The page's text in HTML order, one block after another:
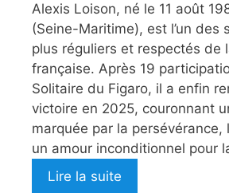
Alexis Loison, né le 11 août
(Seine-Maritime), est l’un des
plus réguliers et respectés de
française. Après 19
Solitaire du Figaro, il a enfin
victoire en 2025, couronnant
marquée par la persévérance,
un amour inconditionnel pour
Lire la suite